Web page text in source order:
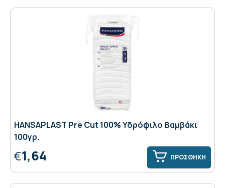
HANSAPLAST Pre Cut 100% Υδρόφιλο Βαμβάκι
100γρ.
€1,64 ΠΡΟΣΘΗΚΗ